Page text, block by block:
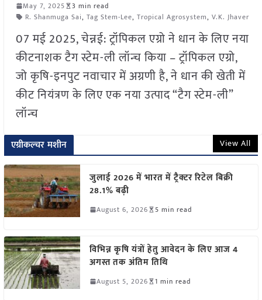
May 7, 2025
3 min read
R. Shanmuga Sai, Tag Stem-Lee, Tropical Agrosystem, V.K. Jhaver
07 मई 2025, चेन्नई: ट्रॉपिकल एग्रो ने धान के लिए नया
कीटनाशक टैग स्टेम-ली लॉन्च किया – ट्रॉपिकल एग्रो,
जो कृषि-इनपुट नवाचार में अग्रणी है, ने धान की खेती में
कीट नियंत्रण के लिए एक नया उत्पाद “टैग स्टेम-ली”
लॉन्च
एग्रीकल्चर मशीन View All
जुलाई 2026 में भारत में ट्रैक्टर रिटेल बिक्री
28.1% बढ़ी
August 6, 2026 5 min read
विभिन्न कृषि यंत्रों हेतु आवेदन के लिए आज 4
अगस्त तक अंतिम तिथि
August 5, 2026 1 min read